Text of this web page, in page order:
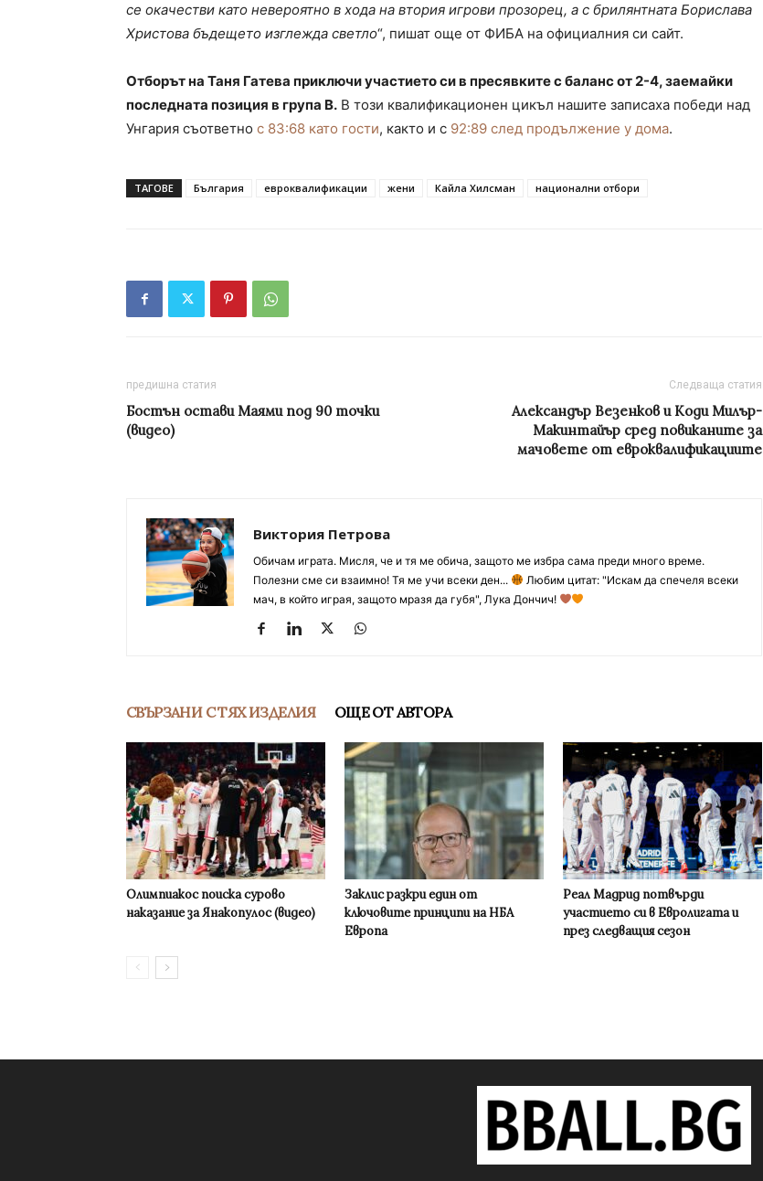
се окачестви като невероятно в хода на втория игрови прозорец, а с брилянтната Борислава
Христова бъдещето изглежда светло“, пишат още от ФИБА на официалния си сайт.
Отборът на Таня Гатева приключи участието си в пресявките с баланс от 2-4, заемайки
последната позиция в група B. В този квалификационен цикъл нашите записаха победи над
Унгария съответно с 83:68 като гости, както и с 92:89 след продължение у дома.
ТАГОВЕ България евроквалификации жени Кайла Хилсман национални отбори
предишна статия
Бостън остави Маями под 90 точки
(видео)
Следваща статия
Александър Везенков и Коди Милър-
Макинтайър сред повиканите за
мачовете от евроквалификациите
Виктория Петрова
Обичам играта. Мисля, че и тя ме обича, защото ме избра сама преди много време.
Полезни сме си взаимно! Тя ме учи всеки ден...
Любим цитат: "Искам да спечеля всеки
мач, в който играя, защото мразя да губя", Лука Дончич!
СВЪРЗАНИ С ТЯХ ИЗДЕЛИЯ ОЩЕ ОТ АВТОРА
Олимпиакос поиска сурово
наказание за Янакопулос (видео)
Заклис разкри един от
ключовите принципи на НБА
Европа
Реал Мадрид потвърди
участието си в Евролигата и
през следващия сезон